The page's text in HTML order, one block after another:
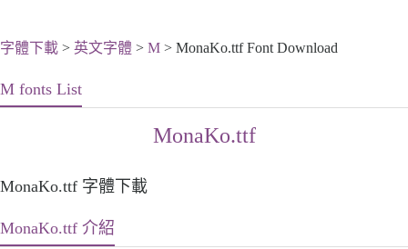
字體下載 > 英文字體 > M > MonaKo.ttf Font Download
M fonts List
MonaKo.ttf
MonaKo.ttf 字體下載
MonaKo.ttf 介紹